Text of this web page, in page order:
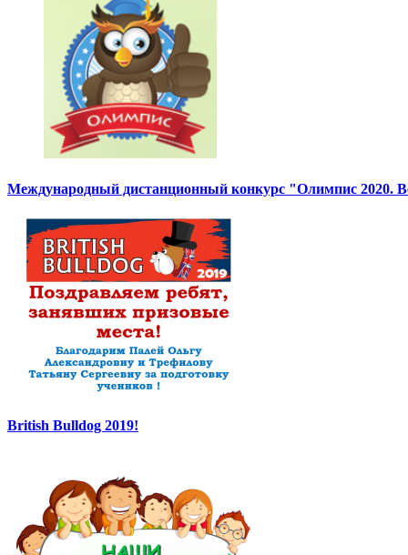
Международный дистанционный конкурс "Олимпис 2020.
British Bulldog 2019!